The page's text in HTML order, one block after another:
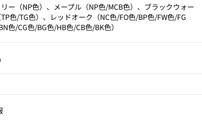
ー（NP色）、メープル（NP色/MCB色）、ブラックウォー
色/TG色）、レッドオーク（NC色/FO色/BP色/FW色/FG
色/CG色/BG色/HB色/CB色/BK色）